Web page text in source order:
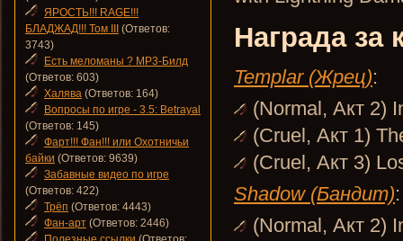
Награда за
Templar (Жрец):
(Normal, Акт 2)
(Cruel, Акт 1)
(Cruel, Акт 3)
Shadow (Бандит):
(Normal, Акт 2)
ЯРОСТЬ!!! RAGE!!!
БЛАДЖАД!!! Том III
(Ответов:
3743)
Есть меломаны ? MP3-Билд
(Ответов: 603)
Халява (Ответов: 164)
Вопросы по игре - 3.5: Betrayal
(Ответов: 145)
Фарт!!! Фан!!! или Охотничьи
байки (Ответов: 9639)
Забавные видео по игре
(Ответов: 422)
Трёп (Ответов: 4443)
Фан-арт (Ответов: 2446)